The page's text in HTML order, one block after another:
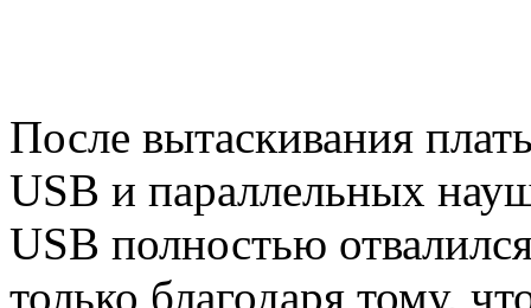
После вытаскивания
USB и параллельных
USB полностью
только благодаря тому,